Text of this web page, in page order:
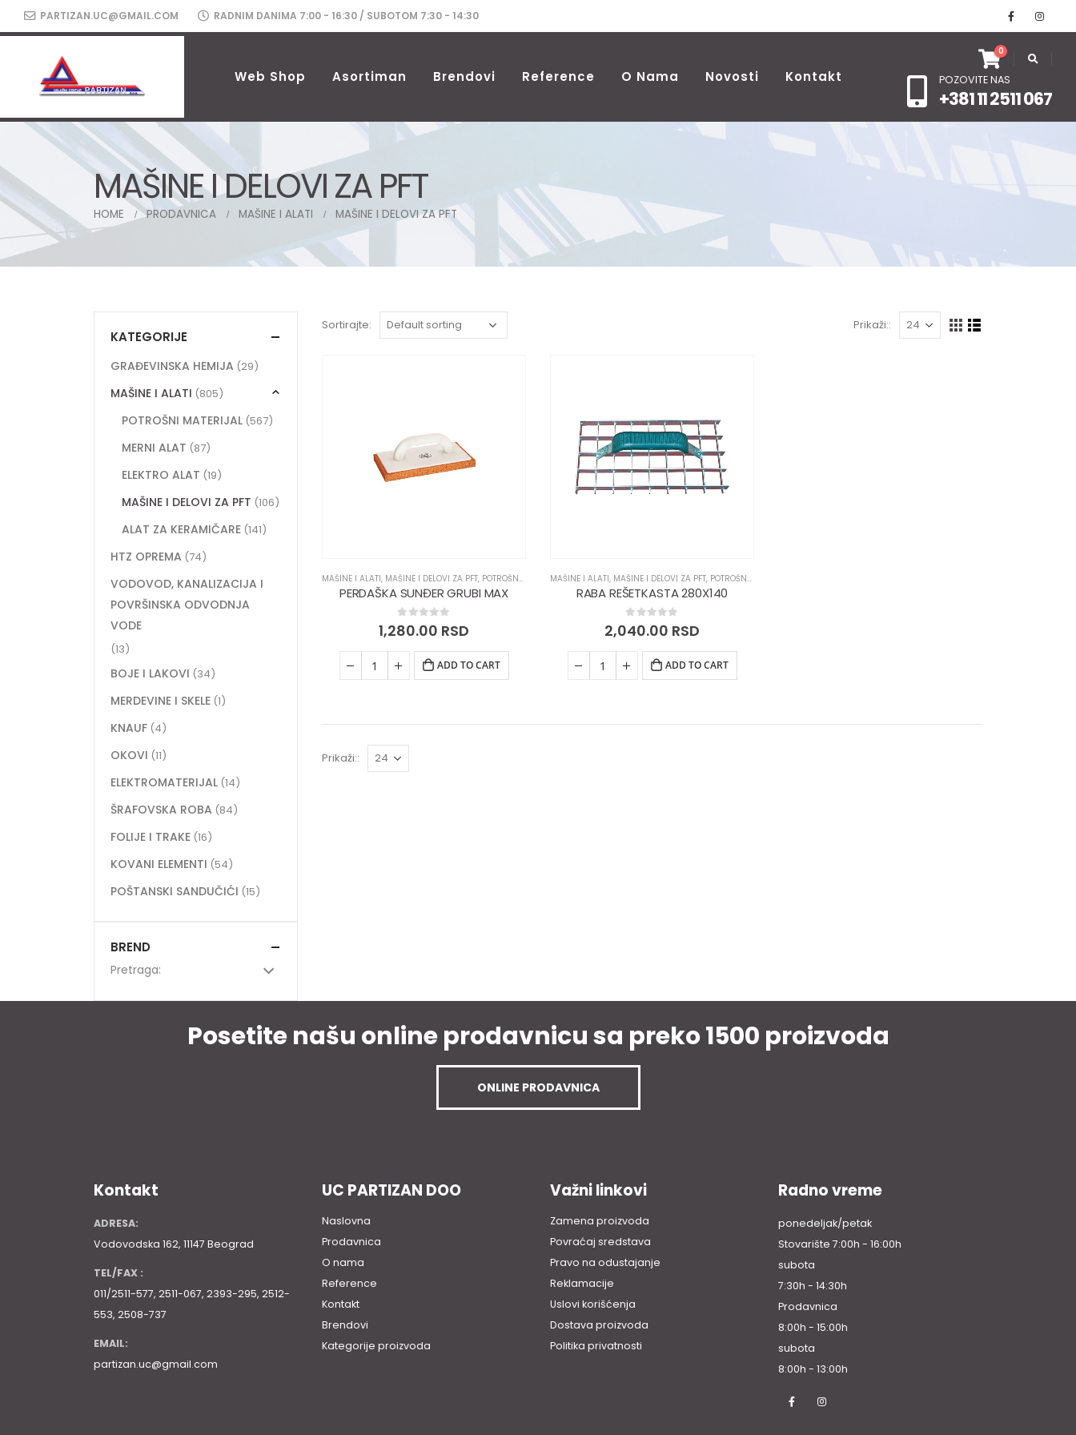
PARTIZAN.UC@GMAIL.COM RADNIM DANIMA 7:00 - 16:30 / SUBOTOM 7:30 - 14:30
Web Shop Asortiman Brendovi Reference O Nama Novosti Kontakt
0
POZOVITE NAS
+381 11 2511 067
MAŠINE I DELOVI ZA PFT
HOME PRODAVNICA MAŠINE I ALATI MAŠINE I DELOVI ZA PFT
Sortirajte: Prikaži::
MAŠINE I ALATI, MAŠINE I DELOVI ZA PFT, POTROŠNI MATERIJAL
PERDAŠKA SUNĐER GRUBI MAX
0out of 5
1,280.00 RSD
ADD TO CART
MAŠINE I ALATI, MAŠINE I DELOVI ZA PFT, POTROŠNI MATERIJAL
RABA REŠETKASTA 280X140
out of 5
2,040.00 RSD
ADD TO CART
Prikaži::
KATEGORIJE
GRAĐEVINSKA HEMIJA (29)
MAŠINE I ALATI (805)
POTROŠNI MATERIJAL (567)
MERNI ALAT (87)
ELEKTRO ALAT (19)
MAŠINE I DELOVI ZA PFT (106)
ALAT ZA KERAMIČARE (141)
HTZ OPREMA (74)
VODOVOD, KANALIZACIJA I
POVRŠINSKA ODVODNJA
VODE
(13)
BOJE I LAKOVI (34)
MERDEVINE I SKELE (1)
KNAUF (4)
OKOVI (11)
ELEKTROMATERIJAL (14)
ŠRAFOVSKA ROBA (84)
FOLIJE I TRAKE (16)
KOVANI ELEMENTI (54)
POŠTANSKI SANDUČIĆI (15)
BREND
Pretraga:
Posetite našu online prodavnicu sa preko 1500 proizvoda
ONLINE PRODAVNICA
Kontakt
ADRESA:
Vodovodska 162, 11147 Beograd
TEL/FAX :
011/2511-577, 2511-067, 2393-295, 2512-
553, 2508-737
EMAIL:
partizan.uc@gmail.com
UC PARTIZAN DOO
Naslovna
Prodavnica
O nama
Reference
Kontakt
Brendovi
Kategorije proizvoda
Važni linkovi
Zamena proizvoda
Povraćaj sredstava
Pravo na odustajanje
Reklamacije
Uslovi korišćenja
Dostava proizvoda
Politika privatnosti
Radno vreme
ponedeljak/petak
Stovarište 7:00h - 16:00h
subota
7:30h - 14:30h
Prodavnica
8:00h - 15:00h
subota
8:00h - 13:00h